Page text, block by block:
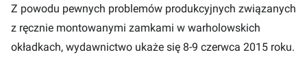
Z powodu pewnych problemów produkcyjnych związanych
z ręcznie montowanymi zamkami w warholowskich
okładkach, wydawnictwo ukaże się 8-9 czerwca 2015 roku.